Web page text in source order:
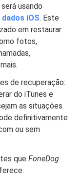
será usando
iOS. Este
em restaurar
fotos,
de recuperação:
do iTunes e
as situações
definitivamente
ou sem
queFoneDog